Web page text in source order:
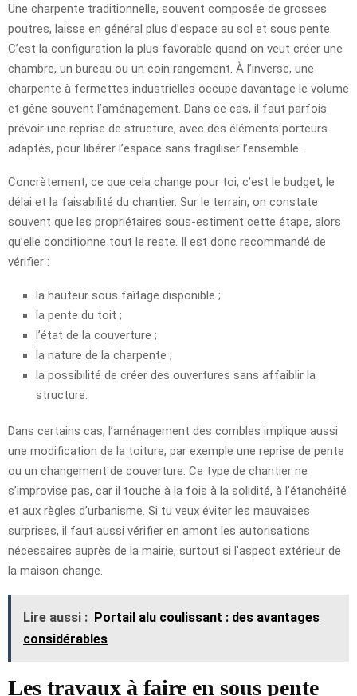
Une charpente traditionnelle, souvent composée de grosses
poutres, laisse en général plus d’espace au sol et sous pente.
C’est la configuration la plus favorable quand on veut créer une
chambre, un bureau ou un coin rangement. À l’inverse, une
charpente à fermettes industrielles occupe davantage le volume
et gêne souvent l’aménagement. Dans ce cas, il faut parfois
prévoir une reprise de structure, avec des éléments porteurs
adaptés, pour libérer l’espace sans fragiliser l’ensemble.
Concrètement, ce que cela change pour toi, c’est le budget, le
délai et la faisabilité du chantier. Sur le terrain, on constate
souvent que les propriétaires sous-estiment cette étape, alors
qu’elle conditionne tout le reste. Il est donc recommandé de
vérifier :
la hauteur sous faîtage disponible ;
la pente du toit ;
l’état de la couverture ;
la nature de la charpente ;
la possibilité de créer des ouvertures sans affaiblir la
structure.
Dans certains cas, l’aménagement des combles implique aussi
une modification de la toiture, par exemple une reprise de pente
ou un changement de couverture. Ce type de chantier ne
s’improvise pas, car il touche à la fois à la solidité, à l’étanchéité
et aux règles d’urbanisme. Si tu veux éviter les mauvaises
surprises, il faut aussi vérifier en amont les autorisations
nécessaires auprès de la mairie, surtout si l’aspect extérieur de
la maison change.
Lire aussi : Portail alu coulissant : des avantages
considérables
Les travaux à faire en sous pente